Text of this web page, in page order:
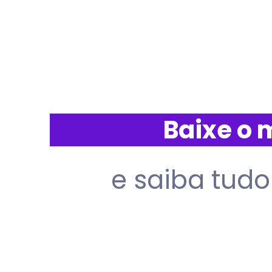
Baixe o
e saiba